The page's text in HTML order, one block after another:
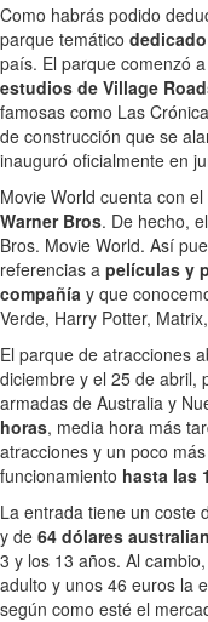
Como habrás podido
parque temático
país. El parque comenzó
estudios de Village
famosas como Las
de construcción que se
inauguró oficialmente en
Movie World cuenta con
Warner Bros. De hecho,
Bros. Movie World. Así
referencias a películas y
compañía y que
Verde, Harry Potter,
El parque de atracciones
diciembre y el 25 de abril,
armadas de Australia y
horas, media hora más
atracciones y un poco
funcionamiento hasta las
La entrada tiene un coste
y de 64 dólares
3 y los 13 años. Al
adulto y unos 46 euros la
según como esté el